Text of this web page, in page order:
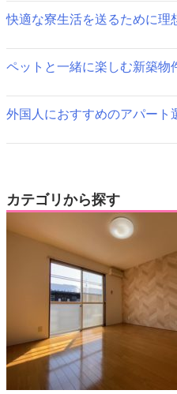
快適な寮生活を送るために理
ペットと一緒に楽しむ新築物
外国人におすすめのアパート
カテゴリから探す